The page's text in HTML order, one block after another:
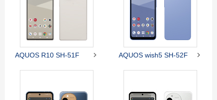
AQUOS R10 SH-51F  AQUOS wish5 SH-52F 